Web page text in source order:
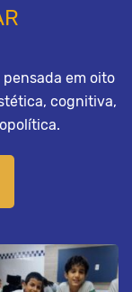
em oito
cognitiva,